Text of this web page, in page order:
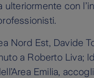
ulteriormente con
Nord Est, Davide
a Roberto Liva;
Emilia,